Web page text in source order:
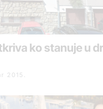
ko stanuje u
2015.